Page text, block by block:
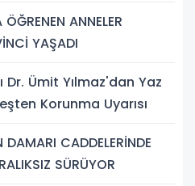
ANNELER
YAŞADI
Dr. Ümit Yılmaz'dan Yaz
Korunma Uyarısı
DAMARI CADDELERİNDE
SÜRÜYOR